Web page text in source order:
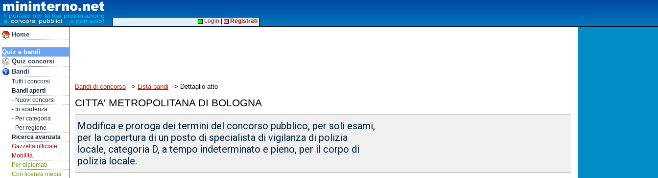
Home
Quiz e bandi
Quiz concorsi
Bandi
Tutti i concorsi
Bandi aperti
- Nuovi concorsi
- In scadenza
- Per categoria
- Per regione
Ricerca avanzata
Gazzetta ufficiale
Mobilità
Per diplomati
Con licenza media
Login Registrati
Bandi di concorso --> Lista bandi --> Dettaglio atto
CITTA' METROPOLITANA DI BOLOGNA
Modifica e proroga dei termini del concorso pubblico, per soli esami,
per la copertura di un posto di specialista di vigilanza di polizia
locale, categoria D, a tempo indeterminato e pieno, per il corpo di
polizia locale.